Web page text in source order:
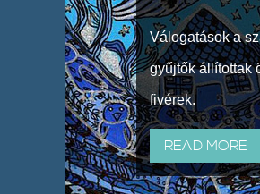
Válogatások a
gyűjtők állítottak
fivérek.
READ MORE